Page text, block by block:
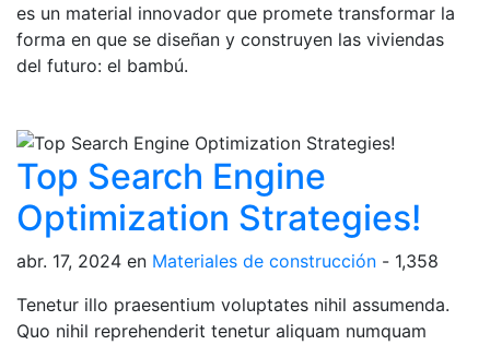
es un material innovador que promete transformar la
forma en que se diseñan y construyen las viviendas
del futuro: el bambú.
Top Search Engine
Optimization Strategies!
abr. 17, 2024 en Materiales de construcción - 1,358
Tenetur illo praesentium voluptates nihil assumenda.
Quo nihil reprehenderit tenetur aliquam numquam